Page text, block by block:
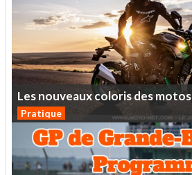
Lesnouveauxcolorisdesmotos
Pratique